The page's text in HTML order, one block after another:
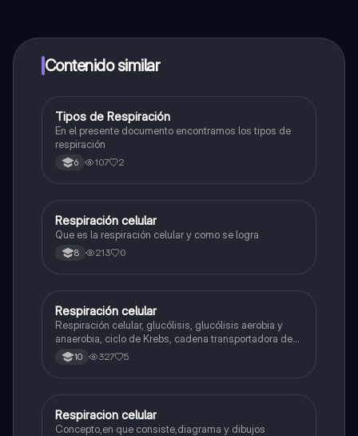
a determinadas funciones.
Contenido similar
Biologia
Tipos de Respiración
En el presente documento encontramos los tipos de
respiración
6 107 2
Biologia
Respiración celular
Que es la respiración celular y como se logra
8 213 0
Biologia
Respiración celular
Respiración celular, glucólisis, glucólisis aerobia y
anaerobia, ciclo de Krebs, cadena transportadora de
electrones
10 327 5
Biologia
Respiracion celular
Concepto,en que consiste,diagrama y dibujos